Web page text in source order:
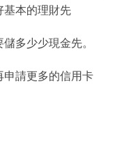
基本的理財先
多少少現金先。
申請更多的信用卡